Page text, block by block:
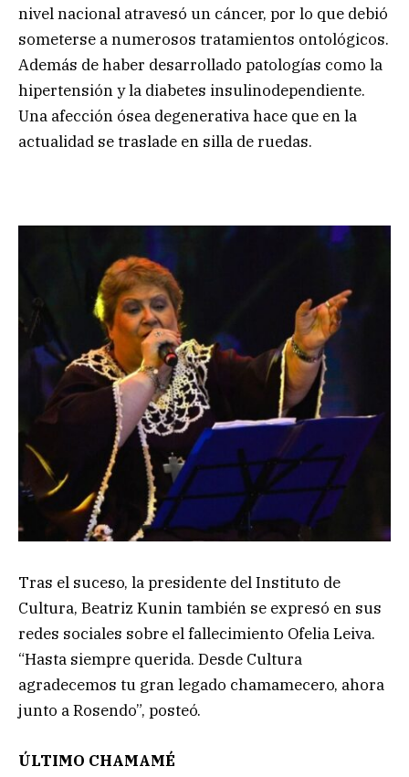
nivel nacional atravesó un cáncer, por lo que debió
someterse a numerosos tratamientos ontológicos.
Además de haber desarrollado patologías como la
hipertensión y la diabetes insulinodependiente.
Una afección ósea degenerativa hace que en la
actualidad se traslade en silla de ruedas.
Tras el suceso, la presidente del Instituto de
Cultura, Beatriz Kunin también se expresó en sus
redes sociales sobre el fallecimiento Ofelia Leiva.
“Hasta siempre querida. Desde Cultura
agradecemos tu gran legado chamamecero, ahora
junto a Rosendo”, posteó.
ÚLTIMO CHAMAMÉ